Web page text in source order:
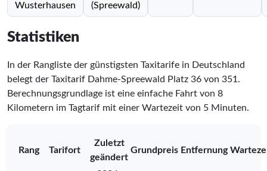
Wusterhausen
(Spreewald)
Statistiken
In der Rangliste der günstigsten Taxitarife in Deutschland
belegt der Taxitarif Dahme-Spreewald Platz 36 von 351.
Berechnungsgrundlage ist eine einfache Fahrt von 8
Kilometern im Tagtarif mit einer Wartezeit von 5 Minuten.
Rang Tarifort
Zuletzt
geändert
Grundpreis Entfernung